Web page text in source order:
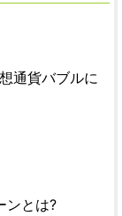
通貨バブルに
ンとは?